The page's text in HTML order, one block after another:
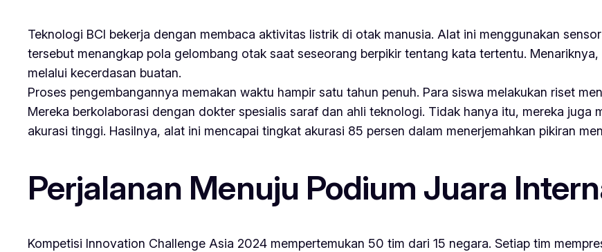
Teknologi BCI bekerja dengan membaca aktivitas listrik di otak manusia. Alat ini menggunakan
tersebut menangkap pola gelombang otak saat seseorang berpikir tentang kata tertentu.
melalui kecerdasan buatan.
Proses pengembangannya memakan waktu hampir satu tahun penuh. Para siswa melakukan riset
Mereka berkolaborasi dengan dokter spesialis saraf dan ahli teknologi. Tidak hanya itu, mereka juga
akurasi tinggi. Hasilnya, alat ini mencapai tingkat akurasi 85 persen dalam menerjemahkan pikiran
Perjalanan Menuju Podium Juara
Kompetisi Innovation Challenge Asia 2024 mempertemukan 50 tim dari 15 negara. Setiap tim